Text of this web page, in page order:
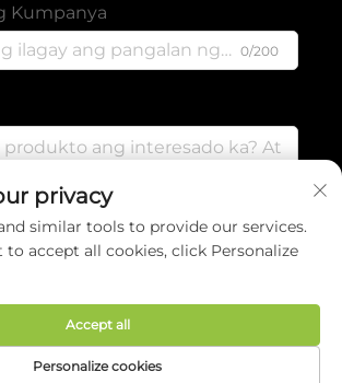
Kumpanya
0/200
2025 ng EVERISE FITNESS
privacy
similar tools to provide our services.
accept all cookies, click Personalize
Personalize cookies
Accept all